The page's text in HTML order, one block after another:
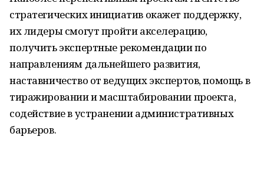
стратегических инициатив окажет поддержку,
их лидеры смогут пройти акселерацию,
получить экспертные рекомендации по
направлениям дальнейшего развития,
наставничество от ведущих экспертов, помощь в
тиражировании и масштабировании проекта,
содействие в устранении административных
барьеров.